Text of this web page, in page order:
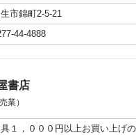
市錦町2-5-21
44-4888
書店
業）
１，０００円以上お買い上げ